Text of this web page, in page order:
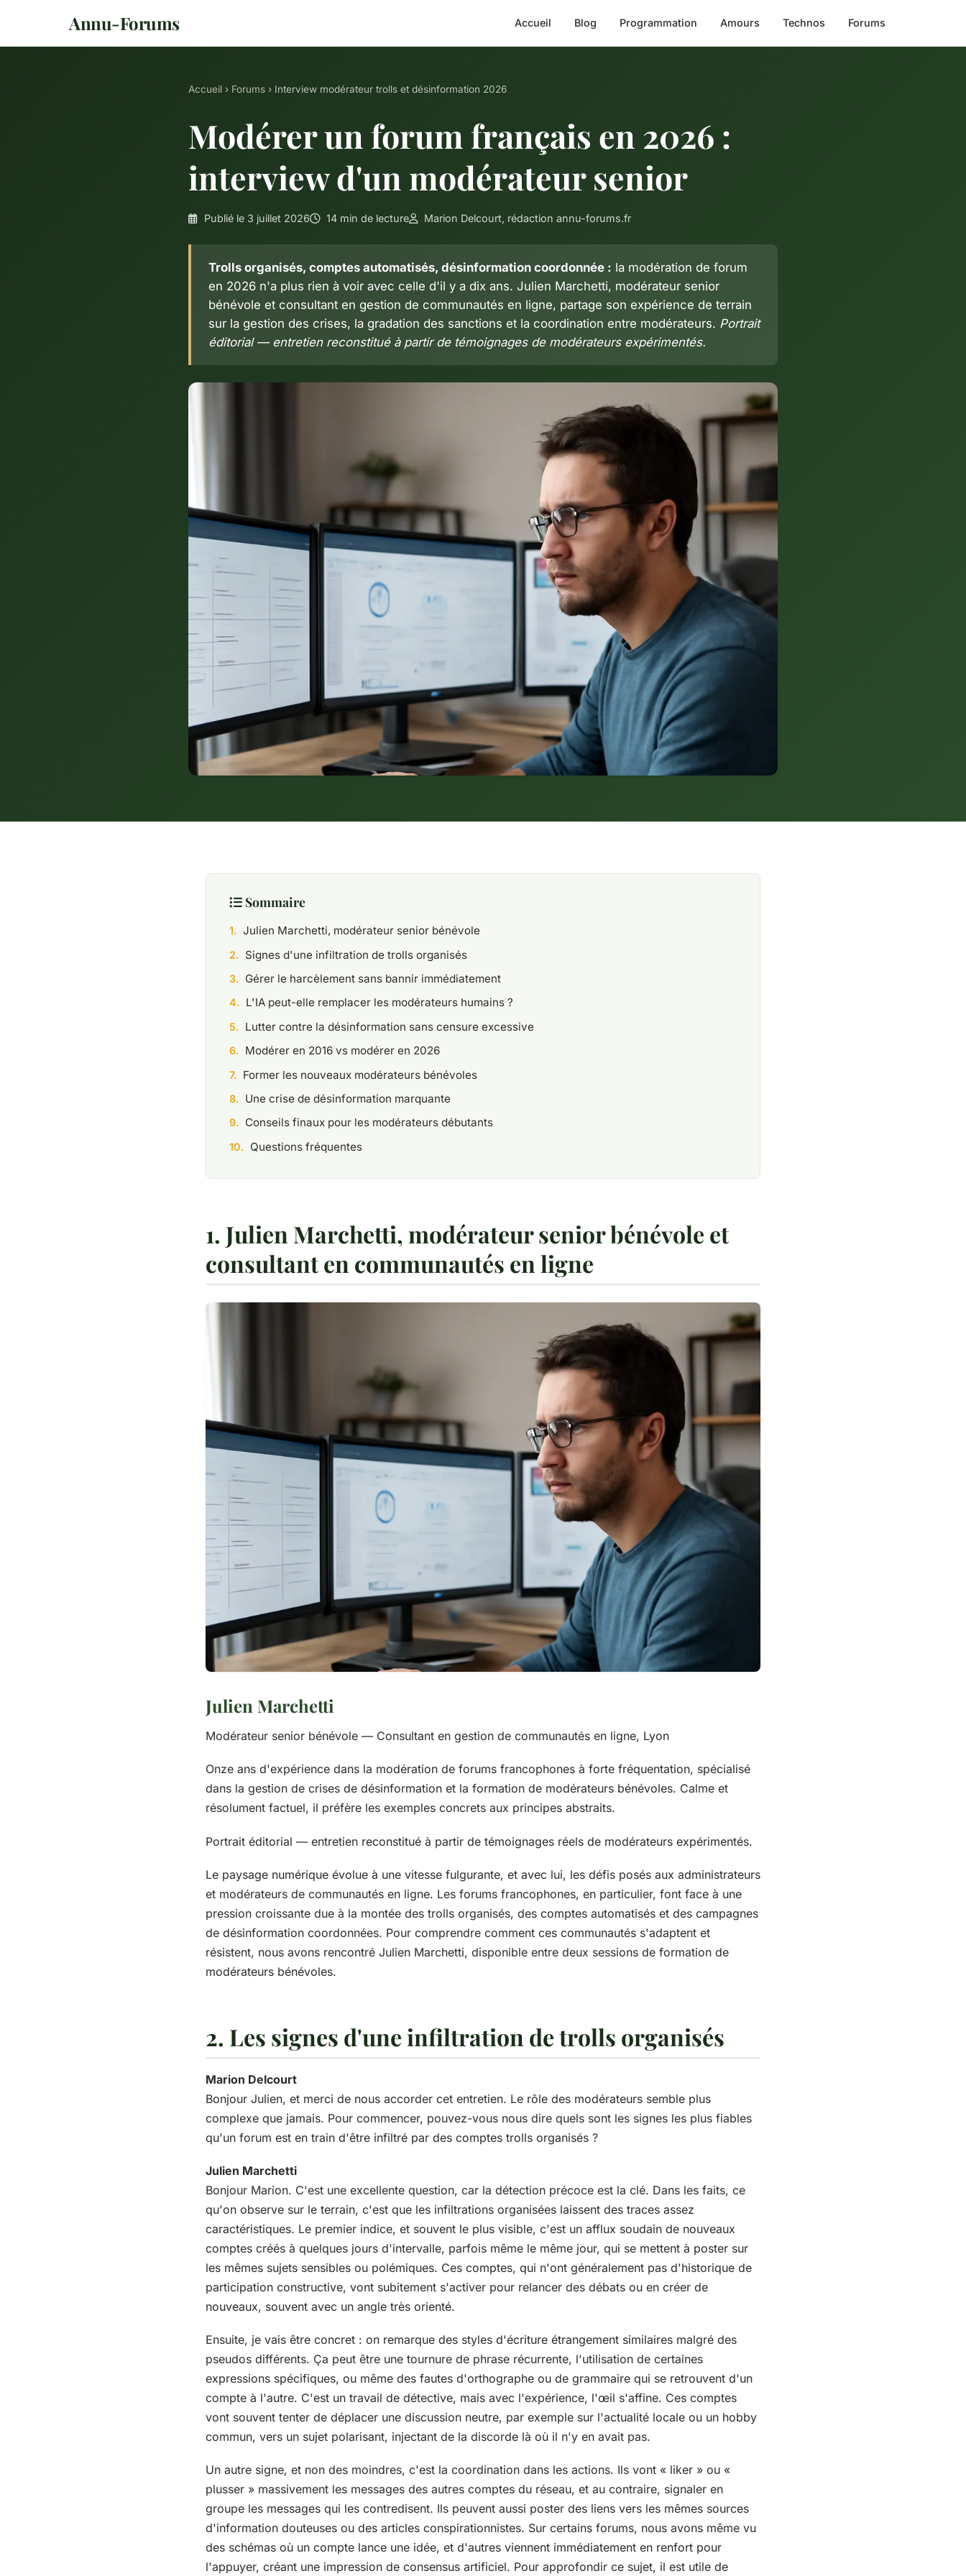
Annu-Forums Accueil Blog Programmation Amours Technos Forums
Accueil › Forums › Interview modérateur trolls et désinformation 2026
Modérer un forum français en 2026 :
interview d'un modérateur senior
Publié le 3 juillet 2026 14 min de lecture Marion Delcourt, rédaction annu-forums.fr
Trolls organisés, comptes automatisés, désinformation coordonnée : la modération de forum
en 2026 n'a plus rien à voir avec celle d'il y a dix ans. Julien Marchetti, modérateur senior
bénévole et consultant en gestion de communautés en ligne, partage son expérience de terrain
sur la gestion des crises, la gradation des sanctions et la coordination entre modérateurs. Portrait
éditorial — entretien reconstitué à partir de témoignages de modérateurs expérimentés.
Sommaire
Julien Marchetti, modérateur senior bénévole
Signes d'une infiltration de trolls organisés
Gérer le harcèlement sans bannir immédiatement
L'IA peut-elle remplacer les modérateurs humains ?
Lutter contre la désinformation sans censure excessive
Modérer en 2016 vs modérer en 2026
Former les nouveaux modérateurs bénévoles
Une crise de désinformation marquante
Conseils finaux pour les modérateurs débutants
Questions fréquentes
1. Julien Marchetti, modérateur senior bénévole et
consultant en communautés en ligne
Julien Marchetti
Modérateur senior bénévole — Consultant en gestion de communautés en ligne, Lyon
Onze ans d'expérience dans la modération de forums francophones à forte fréquentation, spécialisé
dans la gestion de crises de désinformation et la formation de modérateurs bénévoles. Calme et
résolument factuel, il préfère les exemples concrets aux principes abstraits.
Portrait éditorial — entretien reconstitué à partir de témoignages réels de modérateurs expérimentés.
Le paysage numérique évolue à une vitesse fulgurante, et avec lui, les défis posés aux administrateurs
et modérateurs de communautés en ligne. Les forums francophones, en particulier, font face à une
pression croissante due à la montée des trolls organisés, des comptes automatisés et des campagnes
de désinformation coordonnées. Pour comprendre comment ces communautés s'adaptent et
résistent, nous avons rencontré Julien Marchetti, disponible entre deux sessions de formation de
modérateurs bénévoles.
2. Les signes d'une infiltration de trolls organisés
Marion Delcourt
Bonjour Julien, et merci de nous accorder cet entretien. Le rôle des modérateurs semble plus
complexe que jamais. Pour commencer, pouvez-vous nous dire quels sont les signes les plus fiables
qu'un forum est en train d'être infiltré par des comptes trolls organisés ?
Julien Marchetti
Bonjour Marion. C'est une excellente question, car la détection précoce est la clé. Dans les faits, ce
qu'on observe sur le terrain, c'est que les infiltrations organisées laissent des traces assez
caractéristiques. Le premier indice, et souvent le plus visible, c'est un afflux soudain de nouveaux
comptes créés à quelques jours d'intervalle, parfois même le même jour, qui se mettent à poster sur
les mêmes sujets sensibles ou polémiques. Ces comptes, qui n'ont généralement pas d'historique de
participation constructive, vont subitement s'activer pour relancer des débats ou en créer de
nouveaux, souvent avec un angle très orienté.
Ensuite, je vais être concret : on remarque des styles d'écriture étrangement similaires malgré des
pseudos différents. Ça peut être une tournure de phrase récurrente, l'utilisation de certaines
expressions spécifiques, ou même des fautes d'orthographe ou de grammaire qui se retrouvent d'un
compte à l'autre. C'est un travail de détective, mais avec l'expérience, l'œil s'affine. Ces comptes
vont souvent tenter de déplacer une discussion neutre, par exemple sur l'actualité locale ou un hobby
commun, vers un sujet polarisant, injectant de la discorde là où il n'y en avait pas.
Un autre signe, et non des moindres, c'est la coordination dans les actions. Ils vont « liker » ou «
plusser » massivement les messages des autres comptes du réseau, et au contraire, signaler en
groupe les messages qui les contredisent. Ils peuvent aussi poster des liens vers les mêmes sources
d'information douteuses ou des articles conspirationnistes. Sur certains forums, nous avons même vu
des schémas où un compte lance une idée, et d'autres viennent immédiatement en renfort pour
l'appuyer, créant une impression de consensus artificiel. Pour approfondir ce sujet, il est utile de